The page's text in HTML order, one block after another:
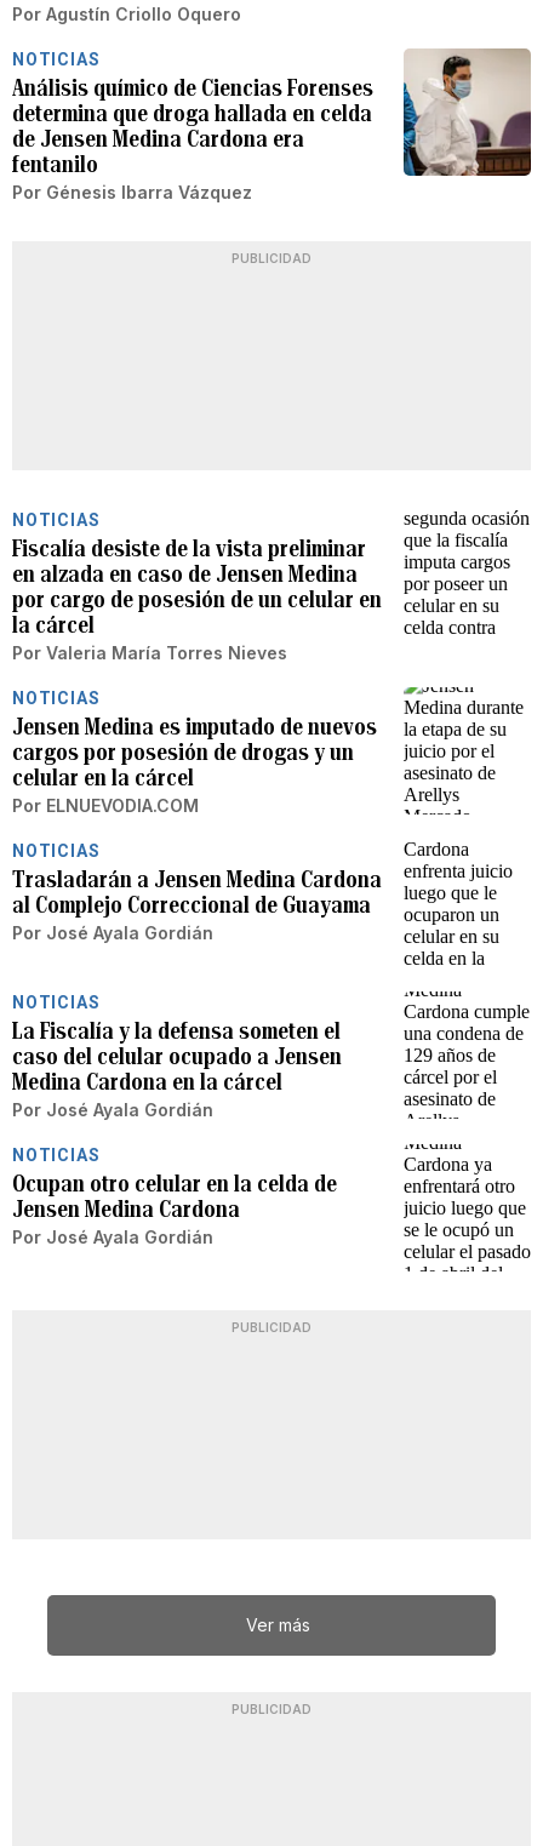
Por Agustín Criollo Oquero
NOTICIAS
Análisis químico de Ciencias Forenses
determina que droga hallada en celda
de Jensen Medina Cardona era
fentanilo
Por Génesis Ibarra Vázquez
PUBLICIDAD
NOTICIAS
Fiscalía desiste de la vista preliminar
en alzada en caso de Jensen Medina
por cargo de posesión de un celular en
la cárcel
Por Valeria María Torres Nieves
NOTICIAS
Jensen Medina es imputado de nuevos
cargos por posesión de drogas y un
celular en la cárcel
Por ELNUEVODIA.COM
NOTICIAS
Trasladarán a Jensen Medina Cardona
al Complejo Correccional de Guayama
Por José Ayala Gordián
NOTICIAS
La Fiscalía y la defensa someten el
caso del celular ocupado a Jensen
Medina Cardona en la cárcel
Por José Ayala Gordián
NOTICIAS
Ocupan otro celular en la celda de
Jensen Medina Cardona
Por José Ayala Gordián
PUBLICIDAD
Ver más
PUBLICIDAD